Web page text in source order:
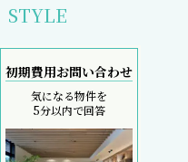
STYLE
初期費用お問い合わせ
気になる物件を
5分以内で回答